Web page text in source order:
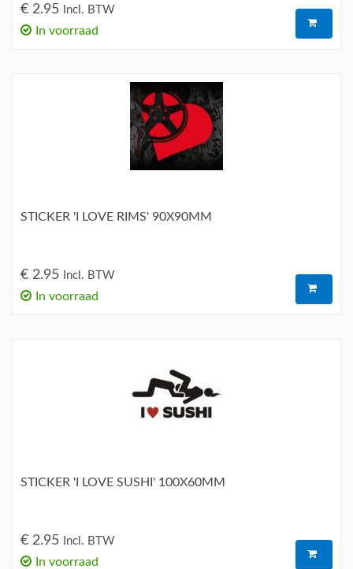
€ 2.95 Incl. BTW
In voorraad
STICKER 'I LOVE RIMS' 90X90MM
€ 2.95 Incl. BTW
In voorraad
STICKER 'I LOVE SUSHI' 100X60MM
€ 2.95 Incl. BTW
In voorraad